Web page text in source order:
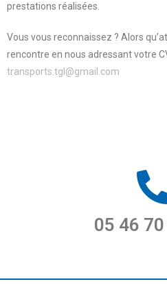
prestations réalisées.
Vous vous reconnaissez ? Alors
rencontre en nous adressant votre
transports.tgl@gmail.com
05 46